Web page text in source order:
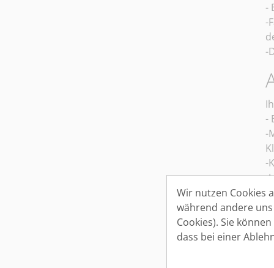
-
-
-
-
-
-
-
-
-
-
Wir nutzen Cookies
während andere
Cookies). Sie
dass bei einer